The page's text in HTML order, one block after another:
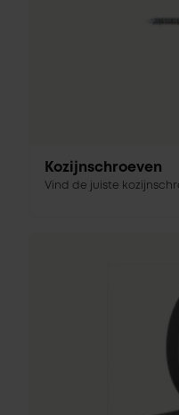
Kozijnschroeven
Vind de juiste